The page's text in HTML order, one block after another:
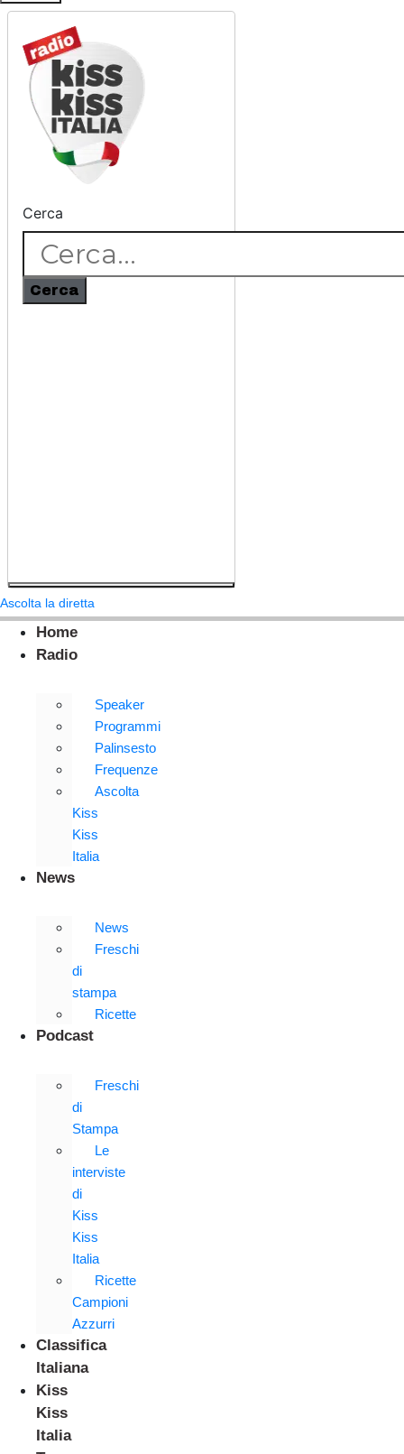
Cerca
Cerca
Ascolta la diretta
Home
Radio
Speaker
Programmi
Palinsesto
Frequenze
Ascolta
Kiss
Kiss
Italia
News
News
Freschi
di
stampa
Ricette
Podcast
Freschi
di
Stampa
Le
interviste
di
Kiss
Kiss
Italia
Ricette
Campioni
Azzurri
Classifica
Italiana
Kiss
Kiss
Italia